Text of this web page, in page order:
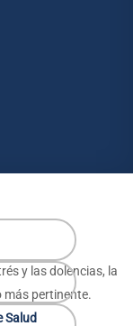
y las dolencias, la
más pertinente.
Salud